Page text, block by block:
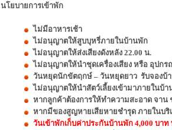
นโยบายการเข้าพัก
ไม่มีอาหารเช้า
ไม่อนุญาตให้สูบบุหรี่ภายในบ้านพัก
ไม่อนุญาตให้ส่งเสียงดังหลัง 22.00 น.
ไม่อนุญาตให้นำชุดเครื่องเสียง หรือ อุปก
วันหยุดนักขัตฤกษ์ – วันหยุดยาว รับจองบ้
ไม่อนุญาตให้นำสัตว์เลี้ยงเข้ามาภายในบ้า
หากลูกค้าต้องการให้ทำความสะอาด จาน
หากมีของสูญหายเสียหายชำรุด ภายในบ
วันเข้าพักเก็บค่าประกันบ้านพัก 4,000 บา